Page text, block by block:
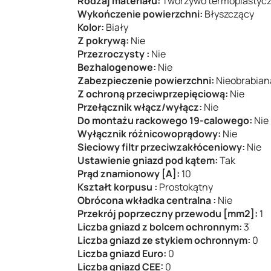
Wykończenie powierzchni: Błyszczący
Kolor: Biały
Z pokrywą: Nie
Przezroczysty : Nie
Bezhalogenowe: Nie
Zabezpieczenie powierzchni:
Z ochroną przeciwprzepięciową: Nie
Przełącznik włącz/wyłącz: Nie
Do montażu rackowego 19-calowego: Nie
Wyłącznik różnicowoprądowy: Nie
Sieciowy filtr przeciwzakłóceniowy: Nie
Ustawienie gniazd pod kątem:Tak
Prąd znamionowy [A]: 10
Kształt korpusu : Prostokątny
Obrócona wkładka centralna : Nie
Przekrój poprzeczny przewodu [mm2]: 1
Liczba gniazd z bolcem ochronnym: 3
Liczba gniazd ze stykiem ochronnym: 0
Liczba gniazd Euro: 0
Liczba gniazd CEE: 0